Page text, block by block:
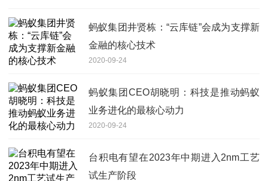
蚂蚁集团井贤栋：“云库链”会成为支撑新
金融的核心技术
2020-09-24
蚂蚁集团CEO胡晓明：科技是推动蚂蚁
业务进化的最核心动力
2020-09-24
台积电有望在2023年中期进入2nm工艺
试生产阶段